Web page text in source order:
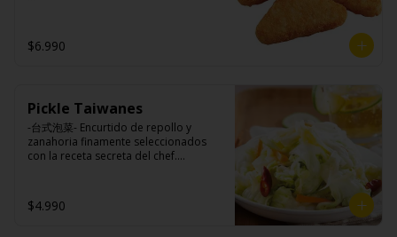
Ingredientes:
Papa, aceite de girasol, sal, cebolla en
$6.990
Pickle Taiwanes
-台式泡菜- Encurtido de repollo y
zanahoria finamente seleccionados
con la receta secreta del chef.
Ingredientes:
$4.990